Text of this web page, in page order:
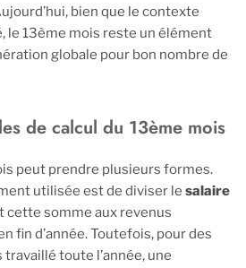
bien que le contexte
le 13ème mois reste un élément
globale pour bon nombre de
de calcul du 13ème mois
peut prendre plusieurs formes.
utilisée est de diviser le salaire
cette somme aux revenus
fin d’année. Toutefois, pour des
travaillé toute l’année, une